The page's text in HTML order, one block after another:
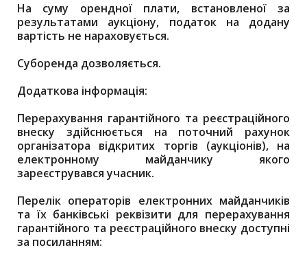
На суму орендної плати, встановленої за
результатами аукціону, податок на додану
вартість не нараховується.
Суборенда дозволяється.
Додаткова інформація:
Перерахування гарантійного та реєстраційного
внеску здійснюється на поточний рахунок
організатора відкритих торгів (аукціонів), на
електронному майданчику якого
зареєструвався учасник.
Перелік операторів електронних майданчиків
та їх банківські реквізити для перерахування
гарантійного та реєстраційного внеску доступні
за посиланням: